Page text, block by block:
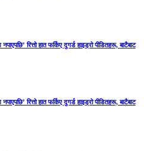
रित्तो हात फर्किए दुगर्ड हाइड्रो पीडितहरू, बाटैबाट
रित्तो हात फर्किए दुगर्ड हाइड्रो पीडितहरू, बाटैबाट